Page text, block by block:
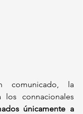
la
únicamente a